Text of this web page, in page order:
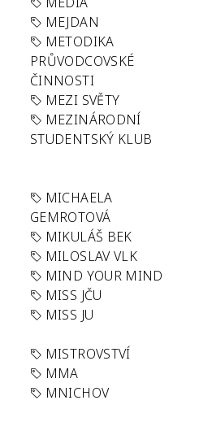
MEJDAN
METODIKA
PRŮVODCOVSKÉ
ČINNOSTI
MEZI SVĚTY
MEZINÁRODNÍ
STUDENTSKÝ KLUB
MICHAELA
GEMROTOVÁ
MIKULÁŠ BEK
MILOSLAV VLK
MIND YOUR MIND
MISS JČU
MISS JU
MISTROVSTVÍ
MMA
MNICHOV